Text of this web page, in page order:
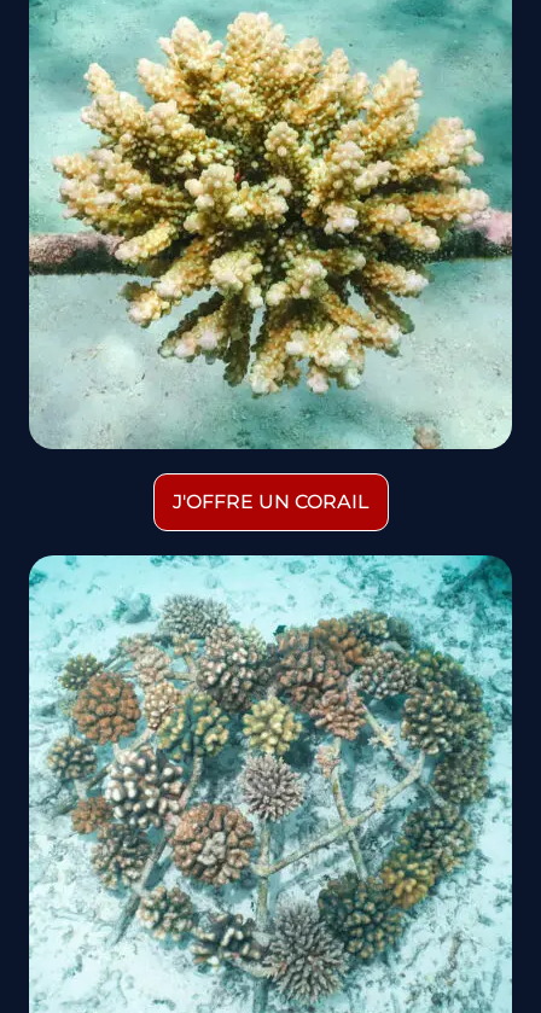
J'OFFRE UN CORAIL